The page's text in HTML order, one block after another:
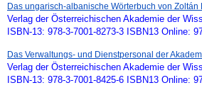
Das ungarisch-albanische Wörterbuch von Zoltán
Verlag der Österreichischen Akademie der
ISBN-13: 978-3-7001-8273-3 ISBN13 Online:
Das Verwaltungs- und Dienstpersonal der
Verlag der Österreichischen Akademie der
ISBN-13: 978-3-7001-8425-6 ISBN13 Online: